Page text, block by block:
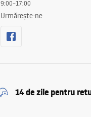
9:00–17:00
Urmărește-ne
14 de zile pentru